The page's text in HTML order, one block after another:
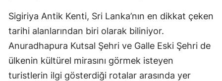
Sigiriya Antik Kenti, Sri Lanka’nın en dikkat çeken
tarihi alanlarından biri olarak biliniyor.
Anuradhapura Kutsal Şehri ve Galle Eski Şehri de
ülkenin kültürel mirasını görmek isteyen
turistlerin ilgi gösterdiği rotalar arasında yer